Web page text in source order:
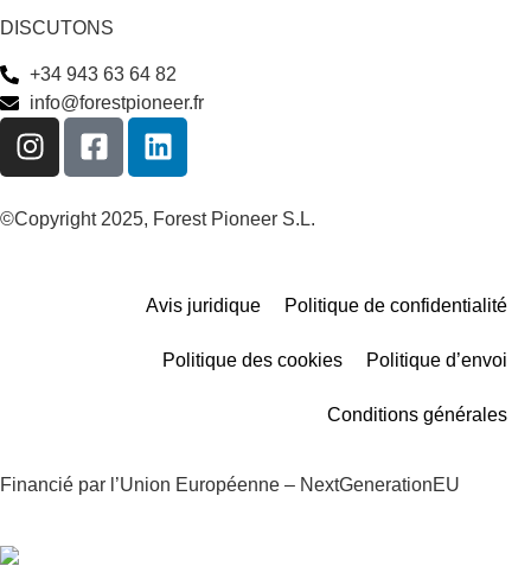
DISCUTONS
+34 943 63 64 82
info@forestpioneer.fr
©Copyright 2025, Forest Pioneer S.L.
Avis juridique Politique de confidentialité
Politique des cookies Politique d’envoi
Conditions générales
Financié par l’Union Européenne – NextGenerationEU